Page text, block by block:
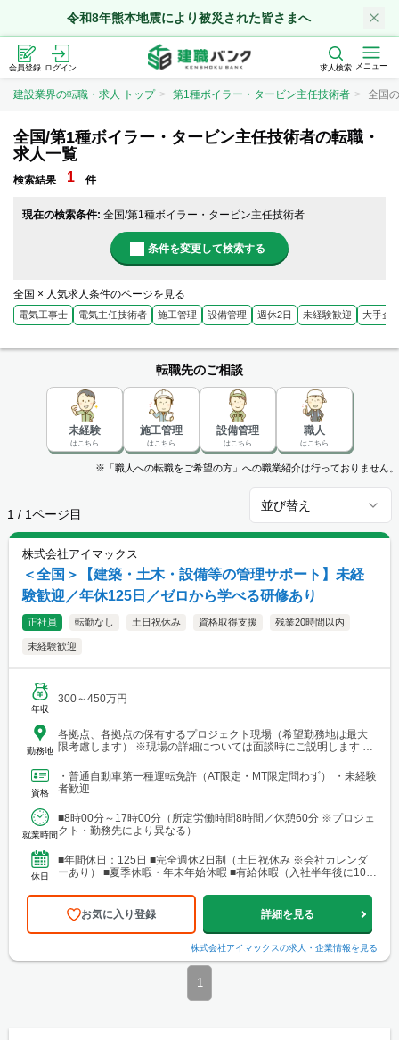
令和8年熊本地震により被災された皆さまへ
会員登録 ログイン 求人検索 メニュー
建設業界の転職・求人 トップ 第1種ボイラー・タービン主任技術者 全国
全国/第1種ボイラー・タービン主任技術者の転職・
求人一覧
検索結果 1 件
現在の検索条件: 全国/第1種ボイラー・タービン主任技術者
条件を変更して検索する
全国 × 人気求人条件のページを見る
電気工事士 電気主任技術者 施工管理 設備管理 週休2日 未経験歓迎 大手企
転職先のご相談
未経験
はこちら
施工管理
はこちら
設備管理
はこちら
職人
はこちら
※「職人への転職をご希望の方」への職業紹介は行っておりません。
1 / 1ページ目
並び替え
株式会社アイマックス
＜全国＞【建築・土木・設備等の管理サポート】未経
験歓迎／年休125日／ゼロから学べる研修あり
正社員 転勤なし 土日祝休み 資格取得支援 残業20時間以内
未経験歓迎
年収
300～450万円
勤務地
各拠点、各拠点の保有するプロジェクト現場（希望勤務地は最大
限考慮します） ※現場の詳細については面談時にご説明します
渋谷区代々木2-23-1 ニューステートメナー1055 └アクセス：京王
線「新宿駅」から徒歩5分 ※東京都を中心とした首都圏のほか、栃
木・群馬・茨城・埼玉・山梨・千葉・神奈川などに関東圏内の現
7-4（アーケード内） 宮城商事ビル4F ※宮城県エリアのほか、青
森・岩手・秋田・山形・福島などに現場あり ■北日本支店 札
北10条西3丁目13 NKエルムビル1F └アクセス：地下鉄「北12条
駅」徒歩3分、JR「札幌駅」徒歩9分 ※札幌を中心とした道央圏の
ど）に現場あり。 ■関西支店 神戸営業所 兵庫県神戸市中央区東
町122-2 港都ビル8階 └アクセス：「三宮・花時計前駅」から徒歩
2分、「三宮駅」から徒歩8分 ※関西、近畿圏を中心としたエリア
のほか、西日本（九州・四国・中国）にも現場あり。 ■関西
支店 大阪事務所 大阪府大阪市北区梅田1-1-3-500 大阪駅前第3ビル
5階10号 └アクセス：阪急電鉄「大阪梅田駅」、御堂筋線「梅田
駅」、JR「大阪駅」よりアクセス良好 ※関西、近畿圏を中心とし
たエリアのほか、東海・北陸エリアにも現場あり。
資格
・普通自動車第一種運転免許（AT限定・MT限定問わず） ・未経験
者歓迎
就業時間
■8時00分～17時00分（所定労働時間8時間／休憩60分 ※プロジェ
クト・勤務先により異なる）
休日
■年間休日：125日 ■完全週休2日制（土日祝休み ※会社カレンダ
ーあり） ■夏季休暇・年末年始休暇 ■有給休暇（入社半年後に10日
お気に入り登録 詳細を見る
株式会社アイマックスの求人・企業情報を見る
1